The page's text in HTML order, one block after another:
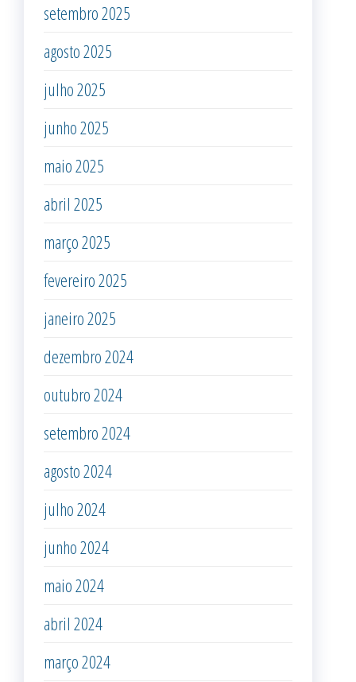
setembro 2025
agosto 2025
julho 2025
junho 2025
maio 2025
abril 2025
março 2025
fevereiro 2025
janeiro 2025
dezembro 2024
outubro 2024
setembro 2024
agosto 2024
julho 2024
junho 2024
maio 2024
abril 2024
março 2024